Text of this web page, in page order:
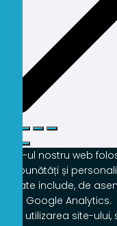
Site-ul nostru web
îmbunătăți și
poate include, de
ar fi Google Analytics.
Prin utilizarea site-